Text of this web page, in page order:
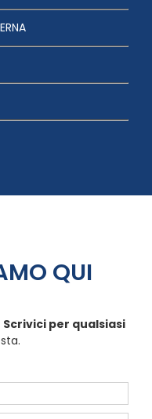
QUI
Scrivici per qualsiasi